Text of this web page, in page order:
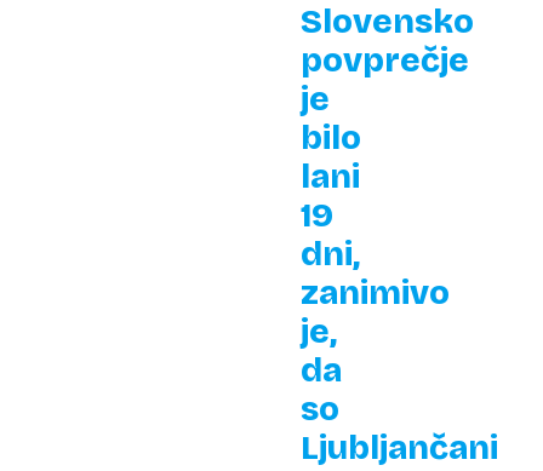
Slovensko
povprečje
je
bilo
lani
19
dni,
zanimivo
je,
da
so
Ljubljančani